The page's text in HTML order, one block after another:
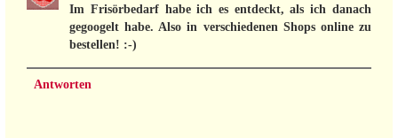
Im Frisörbedarf habe ich es entdeckt, als ich danach
gegoogelt habe. Also in verschiedenen Shops online zu
bestellen! :-)
Antworten